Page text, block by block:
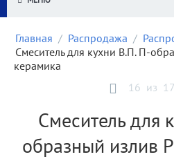
Главная / Распродажа /
Смеситель для кухни В.П. П-
керамика
16 из 17
Смеситель для
образный излив